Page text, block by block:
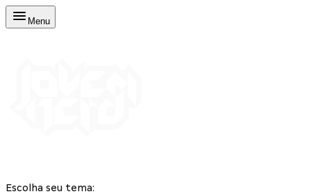
Menu
Escolha seu tema: